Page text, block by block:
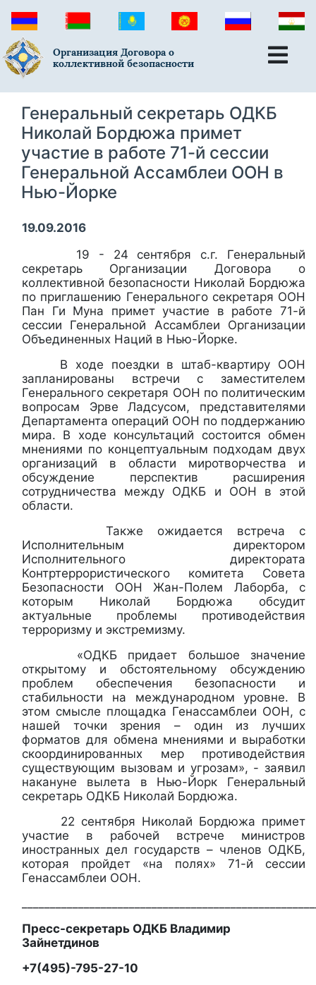
Организация Договора о
коллективной безопасности
Генеральный секретарь ОДКБ
Николай Бордюжа примет
участие в работе 71-й сессии
Генеральной Ассамблеи ООН в
Нью-Йорке
19.09.2016
19 - 24 сентября с.г. Генеральный
секретарь Организации Договора о
коллективной безопасности Николай Бордюжа
по приглашению Генерального секретаря ООН
Пан Ги Муна примет участие в работе 71-й
сессии Генеральной Ассамблеи Организации
Объединенных Наций в Нью-Йорке.
В ходе поездки в штаб-квартиру ООН
запланированы встречи с заместителем
Генерального секретаря ООН по политическим
вопросам Эрве Ладсусом, представителями
Департамента операций ООН по поддержанию
мира. В ходе консультаций состоится обмен
мнениями по концептуальным подходам двух
организаций в области миротворчества и
обсуждение перспектив расширения
сотрудничества между ОДКБ и ООН в этой
области.
Также ожидается встреча с
Исполнительным директором
Исполнительного директората
Контртеррористического комитета Совета
Безопасности ООН Жан-Полем Лаборба, с
которым Николай Бордюжа обсудит
актуальные проблемы противодействия
терроризму и экстремизму.
«ОДКБ придает большое значение
открытому и обстоятельному обсуждению
проблем обеспечения безопасности и
стабильности на международном уровне. В
этом смысле площадка Генассамблеи ООН, с
нашей точки зрения – один из лучших
форматов для обмена мнениями и выработки
скоординированных мер противодействия
существующим вызовам и угрозам», - заявил
накануне вылета в Нью-Йорк Генеральный
секретарь ОДКБ Николай Бордюжа.
22 сентября Николай Бордюжа примет
участие в рабочей встрече министров
иностранных дел государств – членов ОДКБ,
которая пройдет «на полях» 71-й сессии
Генассамблеи ООН.
Пресс-секретарь ОДКБ Владимир
Зайнетдинов
+7(495)-795-27-10